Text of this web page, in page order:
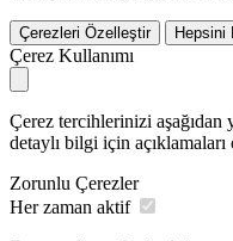
Çerezleri Özelleştir Hepsini
Çerez Kullanımı
Çerez tercihlerinizi
detaylı bilgi için
Zorunlu Çerezler
Her zaman aktif